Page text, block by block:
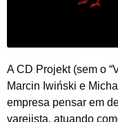
A CD Projekt (sem o
Marcin Iwiński e
empresa pensar em
varejista, atuando